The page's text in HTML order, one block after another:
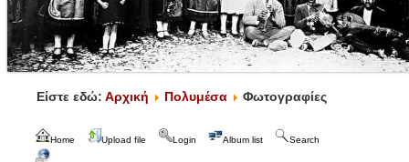
Είστε εδώ: Αρχική Πολυμέσα Φωτογραφίες
Home Upload file Login Album list Search